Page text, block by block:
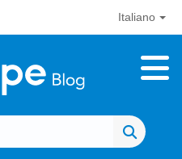
Italiano